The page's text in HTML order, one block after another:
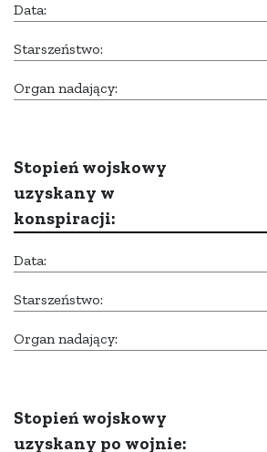
Data:
Starszeństwo:
Organ nadający:
Stopień wojskowy
uzyskany w
konspiracji:
Data:
Starszeństwo:
Organ nadający:
Stopień wojskowy
uzyskany po wojnie: